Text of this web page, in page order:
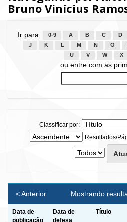
Bruno Vinícius
Ir para: 0-9 A B C D
J
K L M N O
U
V W X
ou entre com as
Classificar por:
Resultados/
Mostrando
< Anterior
Data de
publicação
Data de
defesa
Título